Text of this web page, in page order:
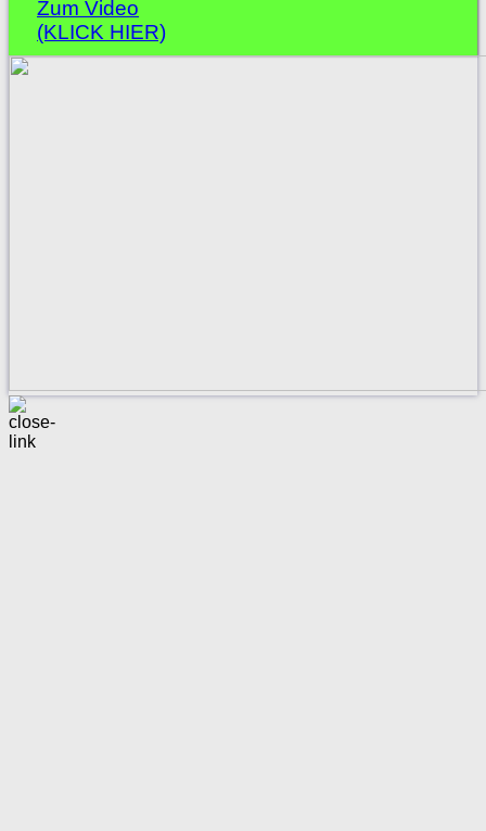
Zum Video
(KLICK HIER)